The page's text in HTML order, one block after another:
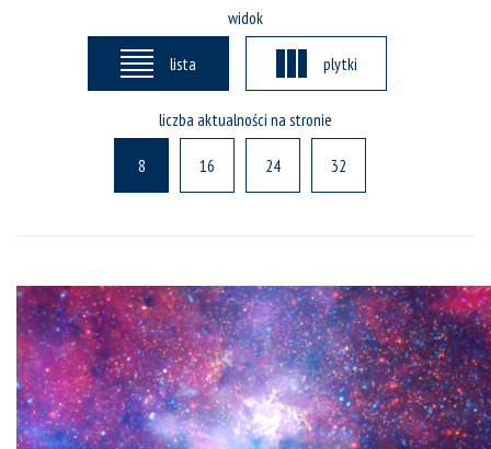
widok
lista plytki
liczba aktualności na stronie
8 16 24 32